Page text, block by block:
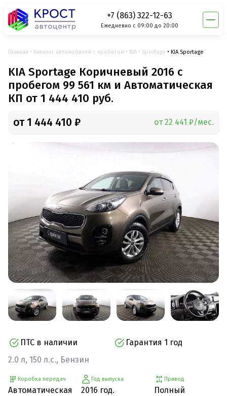
+7 (863) 322-12-63
Ежедневно с 09:00 до 20:00
Главная Каталог автомобилей с пробегом KIA Sportage KIA Sportage
KIA Sportage Коричневый 2016 с
пробегом 99 561 км и Автоматическая
КП от 1 444 410 руб.
от 1 444 410 ₽ от 22 441 ₽/мес.
ПТС в наличии
Гарантия 1 год
2.0 л, 150 л.с., Бензин
Коробка передач
Автоматическая
Год выпуска
2016 год.
Привод
Полный